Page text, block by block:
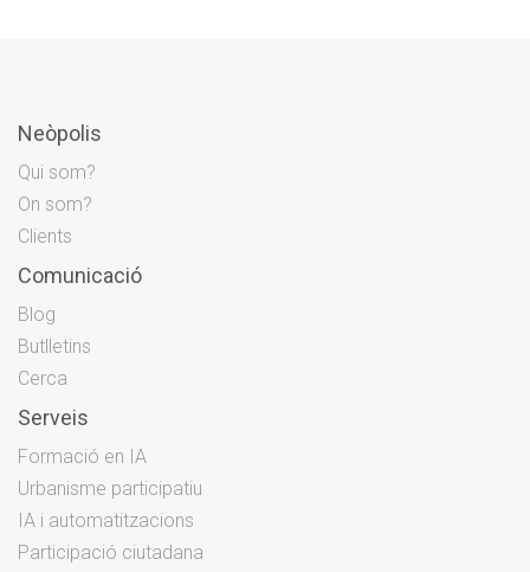
Neòpolis
Qui som?
On som?
Clients
Comunicació
Blog
Butlletins
Cerca
Serveis
Formació en IA
Urbanisme participatiu
IA i automatitzacions
Participació ciutadana